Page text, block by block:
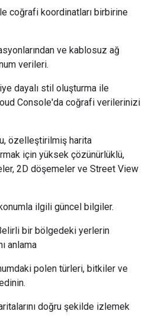
coğrafi koordinatları birbirine
ve kablosuz ağ
verileri.
dayalı stil oluşturma ile
Console'da coğrafi verilerinizi
özelleştirilmiş harita
için yüksek çözünürlüklü,
2D döşemeler ve Street View
ilgili güncel bilgiler.
bir bölgedeki yerlerin
anlama
polen türleri, bitkiler ve
doğru şekilde izlemek